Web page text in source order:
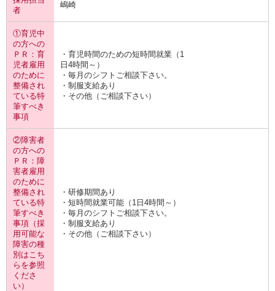
者
嶋崎
①育児中
の方への
ＰＲ：育
児者雇用
のために
整備され
ている特
筆すべき
事項
・育児時間のための短時間就業（1
日4時間～）
・毎月のシフトご相談下さい。
・制服支給あり
・その他（ご相談下さい）
②障害者
の方への
ＰＲ：障
害者雇用
のために
整備され
ている特
筆すべき
事項（採
用可能な
障害の種
別はこち
らを参照
くださ
い）
・研修期間あり
・短時間就業可能（1日4時間～）
・毎月のシフトご相談下さい。
・制服支給あり
・その他（ご相談下さい）